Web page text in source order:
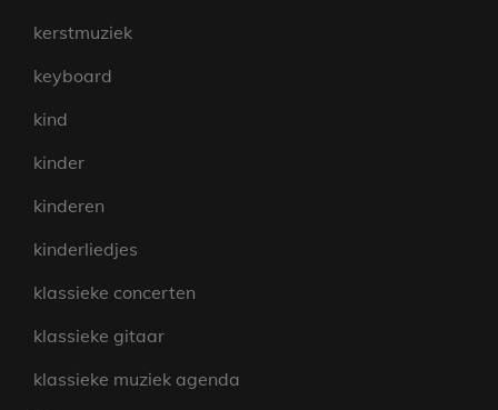
kerstmuziek
keyboard
kind
kinder
kinderen
kinderliedjes
klassieke concerten
klassieke gitaar
klassieke muziek agenda